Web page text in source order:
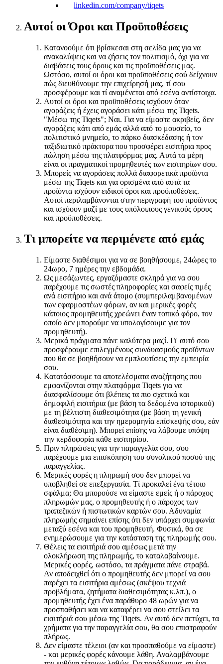
linkedin.com/company/tiqets
Αυτοί οι Όροι και Προϋποθέσεις
Κατανοούμε ότι βρίσκεσαι στη σελίδα μας για να
ανακαλύψεις και να ζήσεις τον πολιτισμό, όχι για να
διαβάσεις τους όρους και τις προϋποθέσεις μας.
Ωστόσο, αυτοί οι όροι και προϋποθέσεις σού δείχνουν
πώς διευθύνουμε την επιχείρησή μας, τί σου
προσφέρουμε και τί αναμένεται από εσένα αντίστοιχα.
Αυτοί οι όροι και προϋποθέσεις ισχύουν όταν
αγοράζεις ή έχεις αγοράσει κάτι μέσω της Tiqets.
"Mέσω της Tiqets"; Ναι. Για να είμαστε ακριβείς, δεν
αγοράζεις κάτι από εμάς αλλά από το μουσείο, το
πολιτιστικό μνημείο, το πάρκο διασκέδασης ή τον
ταξιδιωτικό πράκτορα που προσφέρει εισιτήρια προς
πώληση μέσω της πλατφόρμας μας. Αυτά τα μέρη
είναι οι πραγματικοί προμηθευτές των εισιτηρίων σου.
Μπορείς να αγοράσεις πολλά διαφορετικά προϊόντα
μέσω της Tiqets και για ορισμένα από αυτά τα
προϊόντα ισχύουν ειδικοί όροι και προϋποθέσεις.
Αυτοί περιλαμβάνονται στην περιγραφή του προϊόντος
και ισχύουν μαζί με τους υπόλοιπους γενικούς όρους
και προϋποθέσεις.
Τι μπορείτε να περιμένετε από εμάς
Είμαστε διαθέσιμοι για να σε βοηθήσουμε, 24ώρες το
24ωρο, 7 ημέρες την εβδομάδα.
Ως μεσάζωντες, εργαζόμαστε σκληρά για να σου
παρέχουμε τις σωστές πληροφορίες και σαφείς τιμές
ανά εισιτήριο και ανά άτομο (συμπεριλαμβανομένων
των εφαρμοστέων φόρων, αν και μερικές φορές
κάποιος προμηθευτής χρεώνει έναν τοπικό φόρο, τον
οποίο δεν μπορούμε να υπολογίσουμε για τον
προμηθευτή).
Μερικά πράγματα πάνε καλύτερα μαζί. Γι' αυτό σου
προσφέρουμε επιλεγμένους συνδυασμούς προϊόντων
που θα σε βοηθήσουν να εμπλουτίσεις την εμπειρία
σου.
Κατατάσσουμε τα αποτελέσματα αναζήτησης που
εμφανίζονται στην πλατφόρμα Tiqets για να
διασφαλίσουμε ότι βλέπεις τα πιο σχετικά και
δημοφιλή εισιτήρια (με βάση τα δεδομένα ιστορικού)
με τη βέλτιστη διαθεσιμότητα (με βάση τη γενική
διαθεσιμότητα και την ημερομηνία επίσκεψής σου, εάν
είναι διαθέσιμη). Μπορεί επίσης να λάβουμε υπόψη
την κερδοφορία κάθε εισιτηρίου.
Πριν πληρώσεις για την παραγγελία σου, σου
παρέχουμε μια επισκόπηση του συνολικού ποσού της
παραγγελίας.
Μερικές φορές η πληρωμή σου δεν μπορεί να
υποβληθεί σε επεξεργασία. Τί προκαλεί ένα τέτοιο
σφάλμα; Θα μπορούσε να είμαστε εμείς ή ο πάροχος
πληρωμών μας, ο προμηθευτής ή ο πάροχος των
τραπεζικών ή πιστωτικών καρτών σου. Αδυναμία
πληρωμής σημαίνει επίσης ότι δεν υπάρχει συμφωνία
μεταξύ εσένα και του προμηθευτή. Φυσικά, θα σε
ενημερώσουμε για την κατάσταση της πληρωμής σου.
Θέλεις τα εισιτήριά σου αμέσως μετά την
ολοκλήρωση της πληρωμής, το καταλαβαίνουμε.
Μερικές φορές, ωστόσο, τα πράγματα πάνε στραβά.
Αν αποδειχθεί ότι ο προμηθευτής δεν μπορεί να σου
παρέχει τα εισιτήρια αμέσως (σκέψου τεχνιά
προβλήματα, ζητήματα διαθεσιμότητας κ.λπ.), ο
προμηθευτής έχει ένα παράθυρο 48 ωρών για να
προσπαθήσει και να καταφέρει να σου στείλει τα
εισιτήριά σου μέσω της Tiqets. Αν αυτό δεν πετύχει, τα
χρήματα για την παραγγελία σου, θα σου επιστραφούν
πλήρως.
Δεν είμαστε τέλειοι (αν και προσπαθούμε να είμαστε)
- και μερικές φορές κάνουμε λάθη. Αναλαμβάνουμε